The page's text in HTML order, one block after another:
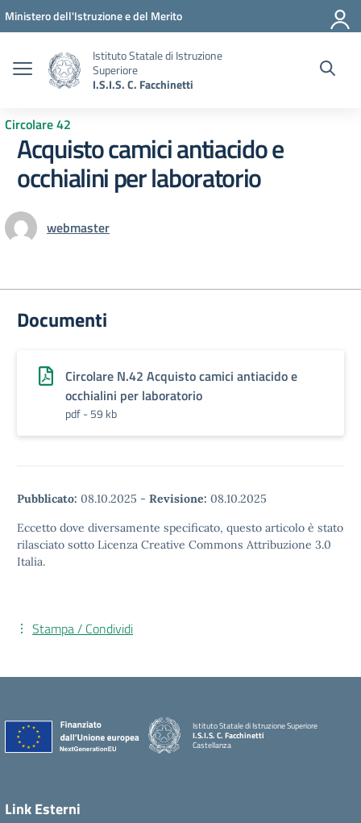
Vai ai contenuti
Vai al menu di navigazione
Vai al footer
Ministero dell'Istruzione e del Merito
Istituto Statale di Istruzione
Superiore
I.S.I.S. C. Facchinetti
Circolare 42
Acquisto camici antiacido e
occhialini per laboratorio
webmaster
Documenti
Circolare N.42 Acquisto camici antiacido e
occhialini per laboratorio
pdf - 59 kb
Pubblicato: 08.10.2025 - Revisione: 08.10.2025
Eccetto dove diversamente specificato, questo articolo è stato
rilasciato sotto Licenza Creative Commons Attribuzione 3.0
Italia.
Stampa / Condividi
Istituto Statale di Istruzione Superiore
I.S.I.S. C. Facchinetti
Castellanza
Link Esterni